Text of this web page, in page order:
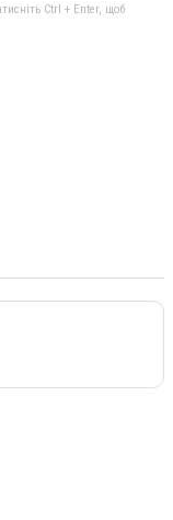
Ctrl + Enter, щоб